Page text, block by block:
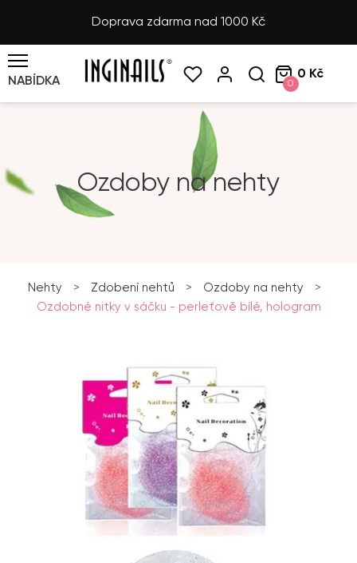
Doprava zdarma nad 1000 Kč
NABÍDKA 0
0 Kč
Ozdoby na nehty
Nehty > Zdobení nehtů > Ozdoby na nehty
>
Ozdobné nitky v sáčku - perleťově bílé, hologram